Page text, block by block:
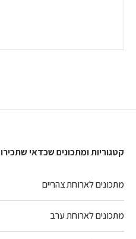
קטגוריות ומתכונים שכדאי שתכירו
מתכונים לארוחת צהריים
מתכונים לארוחת ערב